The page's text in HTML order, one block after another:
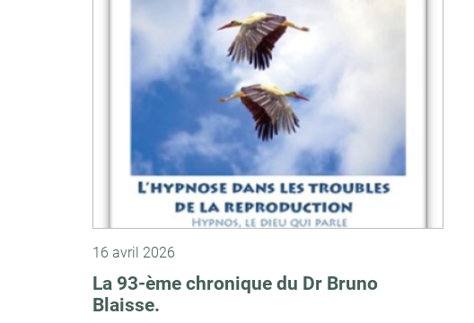
16 avril 2026
La 93-ème chronique du Dr Bruno
Blaisse.